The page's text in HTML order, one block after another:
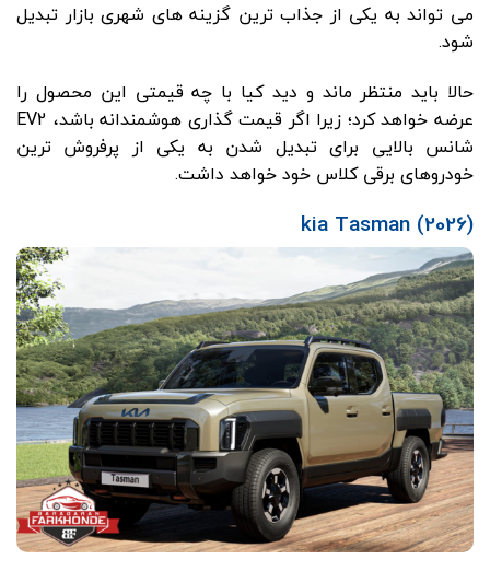
می تواند به یکی از جذاب ترین گزینه های شهری بازار تبدیل
شود.
حالا باید منتظر ماند و دید کیا با چه قیمتی این محصول را
عرضه خواهد کرد؛ زیرا اگر قیمت گذاری هوشمندانه باشد، EV2
شانس بالایی برای تبدیل شدن به یکی از پرفروش ترین
خودروهای برقی کلاس خود خواهد داشت.
(2026) kia Tasman